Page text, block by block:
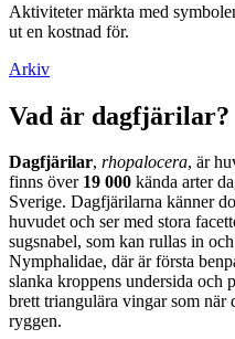
Aktiviteter märkta med
ut en kostnad för.
Arkiv
Vad är dagfjärilar?
Dagfjärilar, rhopalocera, är
finns över 19 000 kända arter
Sverige. Dagfjärilarna känner
huvudet och ser med stora
sugsnabel, som kan rullas in
Nymphalidae, där är första
slanka kroppens undersida och
brett triangulära vingar som när
ryggen.